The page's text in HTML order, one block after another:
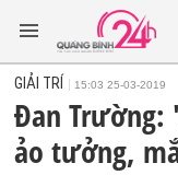
GIẢI TRÍ 15:03 25-03-2019
Đan Trường:
ảo tưởng,